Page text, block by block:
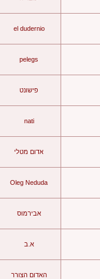
el dudernio
pelegs
פישונט
nati
אדום מטלי
Oleg Neduda
אבירמוס
א.ב
האדום הצורר